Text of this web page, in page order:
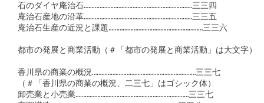
石のダイヤ庵治石……………………………………………………………三三四
庵治石産地の沿革……………………………………………………………三三五
庵治石生産の近況と課題……………………………………………………三三六
都市の発展と商業活動（＃「都市の発展と商業活動」は大文字）
香川県の商業の概況…………………………………………………………三三七
（＃「香川県の商業の概況、二三七」はゴシック体）
卸売業と小売業………………………………………………………………三三七